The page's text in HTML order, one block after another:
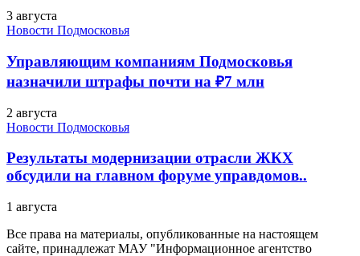
3 августа
Новости Подмосковья
Управляющим компаниям Подмосковья
назначили штрафы почти на ₽7 млн
2 августа
Новости Подмосковья
Результаты модернизации отрасли ЖКХ
обсудили на главном форуме управдомов..
1 августа
Все права на материалы, опубликованные на настоящем
сайте, принадлежат МАУ "Информационное агентство